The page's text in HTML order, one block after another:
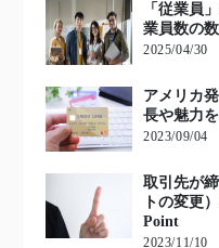
「従業員
業員数の
2025/04/30
アメリカ
長や魅力
2023/09/04
取引先が
トの変更
Point
2023/11/10